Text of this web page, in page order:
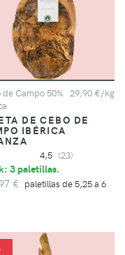
de Campo 50%
29,90 €/kg
DE CEBO DE
IBÉRICA
4,5 (23)
3 paletillas.
€ paletillas de 5,25 a 6